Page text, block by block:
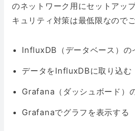
のネットワーク用にセットアッ
キュリティ対策は最低限なので
InfluxDB（データベース）の
データをInfluxDBに取り込む
Grafana（ダッシュボード）
Grafanaでグラフを表示する